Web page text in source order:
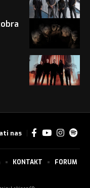
nas
KONTAKT
FORUM